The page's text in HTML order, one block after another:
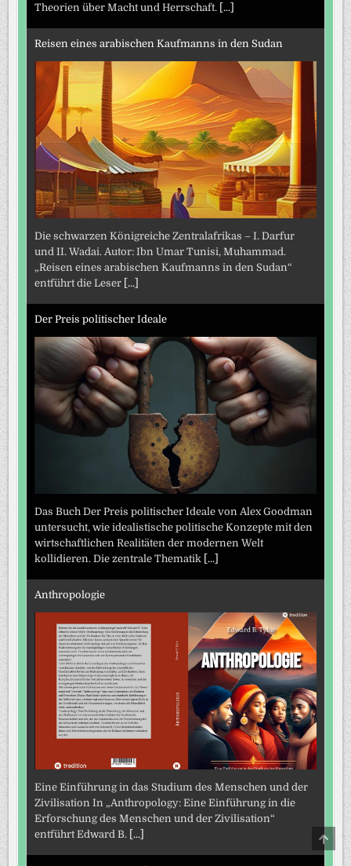
Theorien über Macht und Herrschaft.
[...]
Reisen eines arabischen Kaufmanns in den Sudan
Die schwarzen Königreiche Zentralafrikas – I. Darfur
und II. Wadai. Autor: Ibn Umar Tunisi, Muhammad.
„Reisen eines arabischen Kaufmanns in den Sudan“
entführt die Leser [...]
Der Preis politischer Ideale
Das Buch Der Preis politischer Ideale von Alex Goodman
untersucht, wie idealistische politische Konzepte mit den
wirtschaftlichen Realitäten der modernen Welt
kollidieren. Die zentrale Thematik [...]
Anthropologie
Eine Einführung in das Studium des Menschen und der
Zivilisation In „Anthropology: Eine Einführung in die
Erforschung des Menschen und der Zivilisation“
entführt Edward B.
[...]
TO
TOP